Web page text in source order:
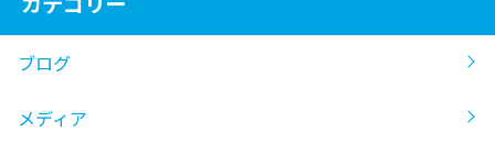
ブログ
メディア